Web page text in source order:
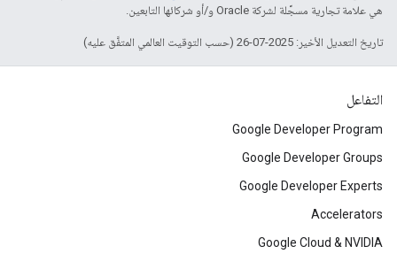
هي علامة تجارية مسجَّلة لشركة Oracle و/أو شركائها التابعين.
تاريخ التعديل الأخير: 2025-07-26 (حسب التوقيت العالمي المتفَّق عليه)
التفاعل
Google Developer Program
Google Developer Groups
Google Developer Experts
Accelerators
Google Cloud & NVIDIA